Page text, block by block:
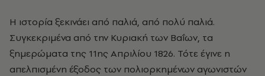
Η ιστορία ξεκινάει από παλιά, από πολύ παλιά.
Συγκεκριμένα από την Κυριακή των Βαΐων, τα
ξημερώματα της 11ης Απριλίου 1826. Τότε έγινε η
απελπισμένη έξοδος των πολιορκημένων αγωνιστών